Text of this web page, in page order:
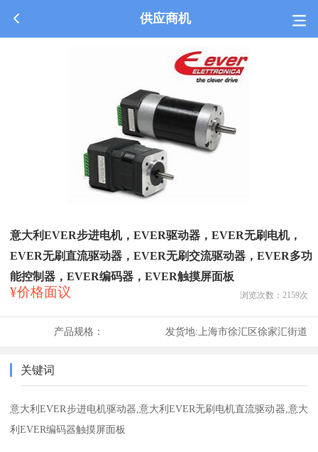
供应商机
意大利EVER步进电机，EVER驱动器，EVER无刷电机，
EVER无刷直流驱动器，EVER无刷交流驱动器，EVER多功
能控制器，EVER编码器，EVER触摸屏面板
¥价格面议 浏览次数： 2159次
产品规格： 发货地:上海市徐汇区徐家汇街道
关键词
意大利EVER步进电机驱动器,意大利EVER无刷电机直流驱动器,意大
利EVER编码器触摸屏面板